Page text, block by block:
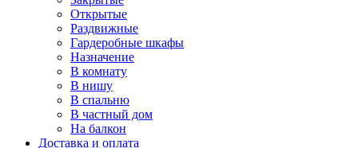
Открытые
Раздвижные
Гардеробные шкафы
Назначение
В комнату
В нишу
В спальню
В частный дом
На балкон
Доставка и оплата